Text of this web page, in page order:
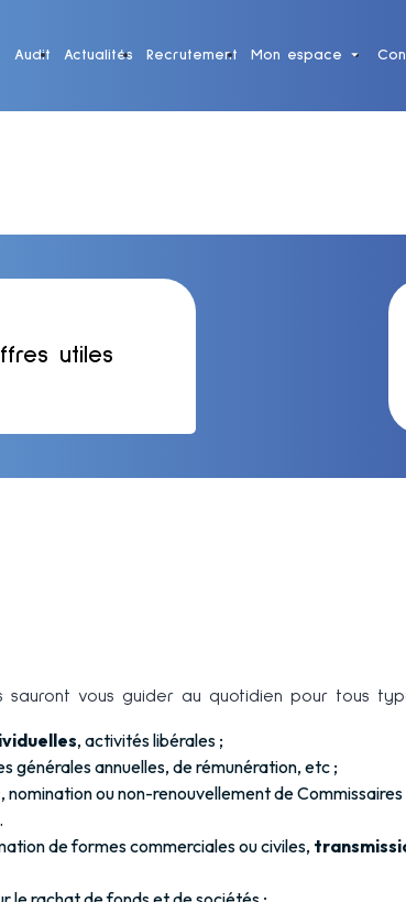
Audit Actualités Recrutement Mon espace
utiles
vous guider au quotidien pour tous
, activités libérales ;
générales annuelles, de rémunération, etc ;
, nomination ou non-renouvellement de
de formes commerciales ou civiles,